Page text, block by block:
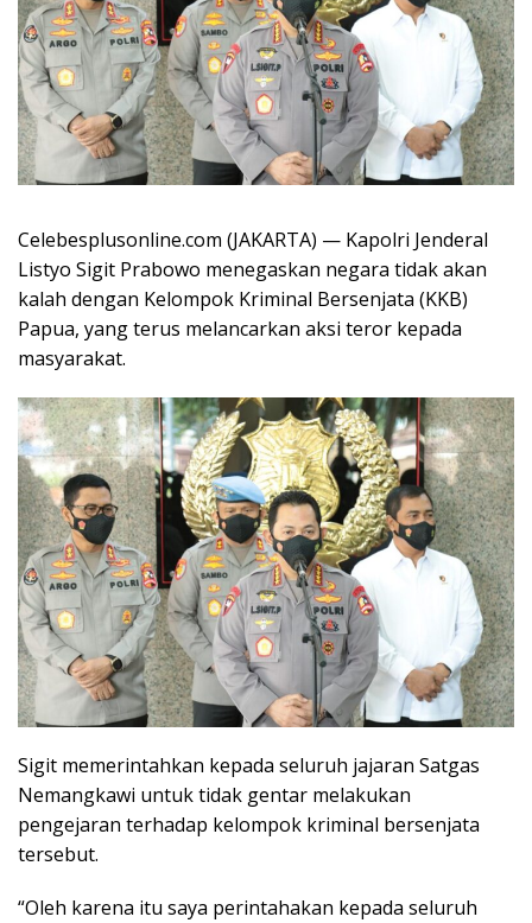
Celebesplusonline.com (JAKARTA) — Kapolri Jenderal
Listyo Sigit Prabowo menegaskan negara tidak akan
kalah dengan Kelompok Kriminal Bersenjata (KKB)
Papua, yang terus melancarkan aksi teror kepada
masyarakat.
Sigit memerintahkan kepada seluruh jajaran Satgas
Nemangkawi untuk tidak gentar melakukan
pengejaran terhadap kelompok kriminal bersenjata
tersebut.
“Oleh karena itu saya perintahakan kepada seluruh